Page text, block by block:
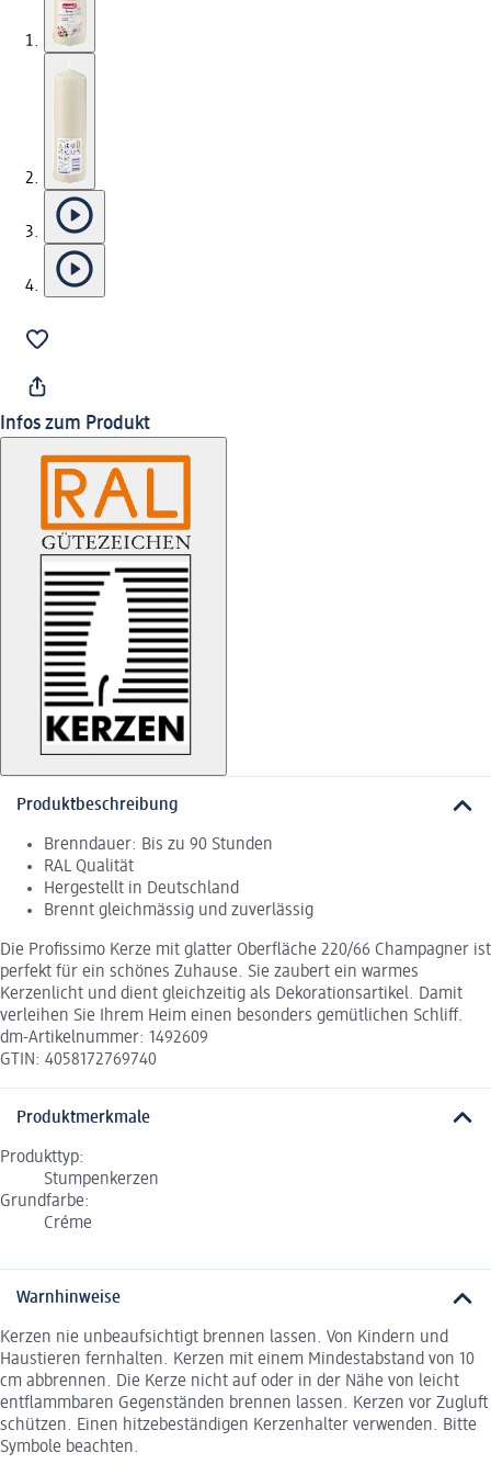
Infos zum Produkt
Produktbeschreibung
Brenndauer: Bis zu 90 Stunden
RAL Qualität
Hergestellt in Deutschland
Brennt gleichmässig und zuverlässig
Die Profissimo Kerze mit glatter Oberfläche 220/66 Champagner ist
perfekt für ein schönes Zuhause. Sie zaubert ein warmes
Kerzenlicht und dient gleichzeitig als Dekorationsartikel. Damit
verleihen Sie Ihrem Heim einen besonders gemütlichen Schliff.
dm-Artikelnummer: 1492609
GTIN: 4058172769740
Produktmerkmale
Produkttyp:
Stumpenkerzen
Grundfarbe:
Créme
Warnhinweise
Kerzen nie unbeaufsichtigt brennen lassen. Von Kindern und
Haustieren fernhalten. Kerzen mit einem Mindestabstand von 10
cm abbrennen. Die Kerze nicht auf oder in der Nähe von leicht
entflammbaren Gegenständen brennen lassen. Kerzen vor Zugluft
schützen. Einen hitzebeständigen Kerzenhalter verwenden. Bitte
Symbole beachten.